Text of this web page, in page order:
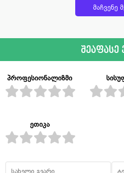
მაჩვენე
შეაფასე
პროფესიონალიზმი
ეთიკა